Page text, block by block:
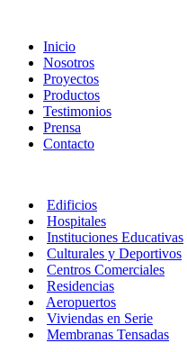
Inicio
Nosotros
Proyectos
Productos
Testimonios
Prensa
Contacto
Edificios
Hospitales
Instituciones Educativas
Culturales y Deportivos
Centros Comerciales
Residencias
Aeropuertos
Viviendas en Serie
Membranas Tensadas